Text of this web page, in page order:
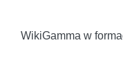
WikiGamma w